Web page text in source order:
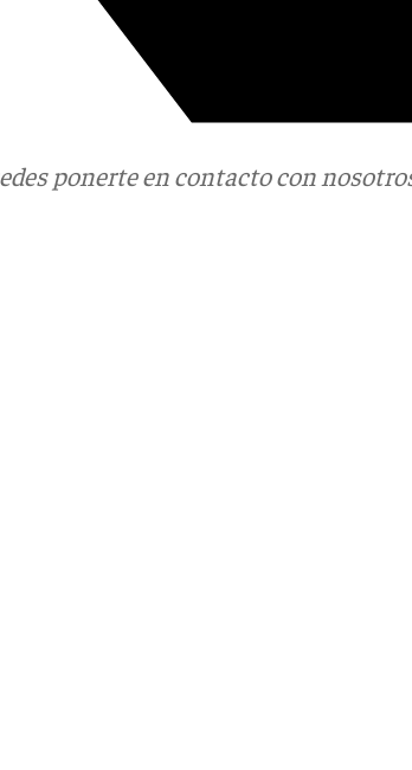
ponerte en contacto con